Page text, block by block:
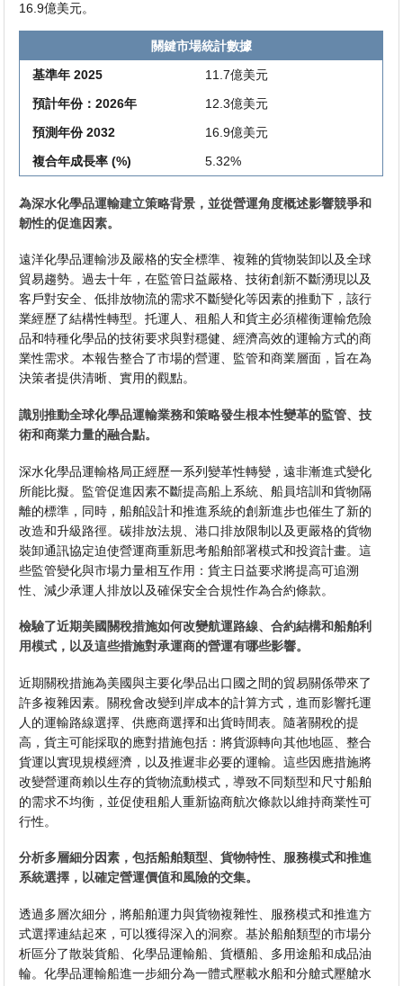
16.9億美元。
關鍵市場統計數據
基準年 2025
11.7億美元
預計年份：2026年
12.3億美元
預測年份 2032
16.9億美元
複合年成長率 (%)
5.32%
為深水化學品運輸建立策略背景，並從營運角度概述影響競爭和
韌性的促進因素。
遠洋化學品運輸涉及嚴格的安全標準、複雜的貨物裝卸以及全球
貿易趨勢。過去十年，在監管日益嚴格、技術創新不斷湧現以及
客戶對安全、低排放物流的需求不斷變化等因素的推動下，該行
業經歷了結構性轉型。托運人、租船人和貨主必須權衡運輸危險
品和特種化學品的技術要求與對穩健、經濟高效的運輸方式的商
業性需求。本報告整合了市場的營運、監管和商業層面，旨在為
決策者提供清晰、實用的觀點。
識別推動全球化學品運輸業務和策略發生根本性變革的監管、技
術和商業力量的融合點。
深水化學品運輸格局正經歷一系列變革性轉變，遠非漸進式變化
所能比擬。監管促進因素不斷提高船上系統、船員培訓和貨物隔
離的標準，同時，船舶設計和推進系統的創新進步也催生了新的
改造和升級路徑。碳排放法規、港口排放限制以及更嚴格的貨物
裝卸通訊協定迫使營運商重新思考船舶部署模式和投資計畫。這
些監管變化與市場力量相互作用：貨主日益要求將提高可追溯
性、減少承運人排放以及確保安全合規性作為合約條款。
檢驗了近期美國關稅措施如何改變航運路線、合約結構和船舶利
用模式，以及這些措施對承運商的營運有哪些影響。
近期關稅措施為美國與主要化學品出口國之間的貿易關係帶來了
許多複雜因素。關稅會改變到岸成本的計算方式，進而影響托運
人的運輸路線選擇、供應商選擇和出貨時間表。隨著關稅的提
高，貨主可能採取的應對措施包括：將貨源轉向其他地區、整合
貨運以實現規模經濟，以及推遲非必要的運輸。這些因應措施將
改變營運商賴以生存的貨物流動模式，導致不同類型和尺寸船舶
的需求不均衡，並促使租船人重新協商航次條款以維持商業性可
行性。
分析多層細分因素，包括船舶類型、貨物特性、服務模式和推進
系統選擇，以確定營運價值和風險的交集。
透過多層次細分，將船舶運力與貨物複雜性、服務模式和推進方
式選擇連結起來，可以獲得深入的洞察。基於船舶類型的市場分
析區分了散裝貨船、化學品運輸船、貨櫃船、多用途船和成品油
輪。化學品運輸船進一步細分為一體式壓載水船和分艙式壓艙水